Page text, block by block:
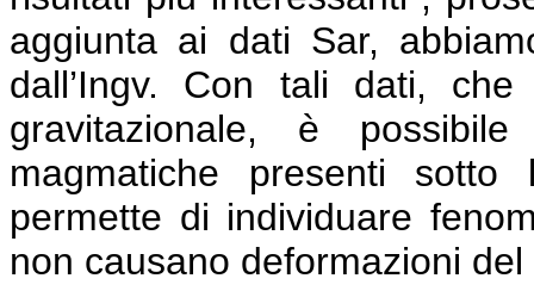
aggiunta ai dati Sar,
dall’Ingv. Con tali dati,
gravitazionale, è
magmatiche presenti
permette di individuare
non causano deformazioni del